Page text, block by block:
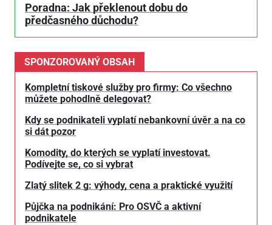
Poradna: Jak překlenout dobu do
předčasného důchodu?
SPONZOROVANÝ OBSAH
Kompletní tiskové služby pro firmy: Co všechno
můžete pohodlně delegovat?
Kdy se podnikateli vyplatí nebankovní úvěr a na co
si dát pozor
Komodity, do kterých se vyplatí investovat.
Podívejte se, co si vybrat
Zlatý slitek 2 g: výhody, cena a praktické využití
Půjčka na podnikání: Pro OSVČ a aktivní
podnikatele